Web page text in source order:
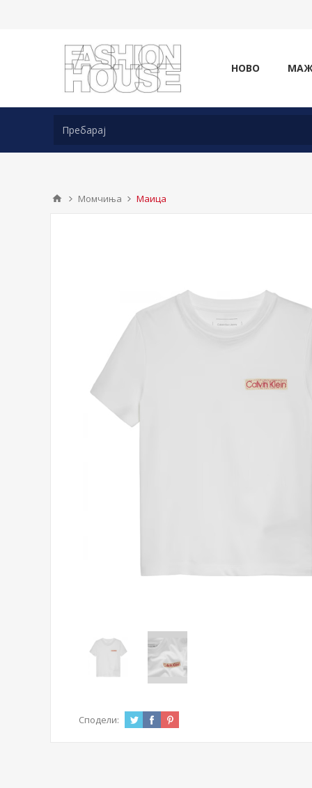
НОВО
Момчиња Маица
Сподели: